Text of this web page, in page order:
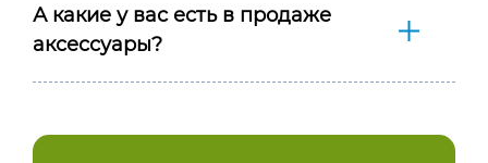
А какие у вас есть в продаже
аксессуары?